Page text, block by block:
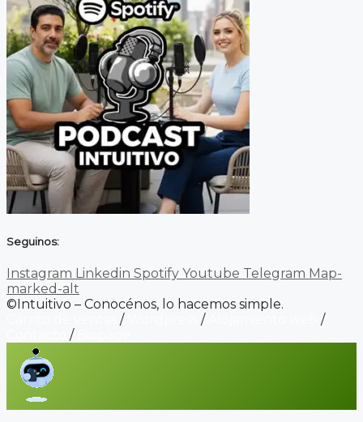
Seguinos:
Instagram Linkedin Spotify Youtube Telegram Map-
marked-alt
©Intuitivo – Conocénos, lo hacemos simple.
/ /
/
/